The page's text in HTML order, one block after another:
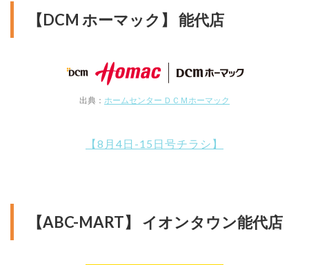
【DCM ホーマック】 能代店
出典： ホームセンター ＤＣＭホーマック
【8月4日-15日号チラシ】
【ABC-MART】 イオンタウン能代店